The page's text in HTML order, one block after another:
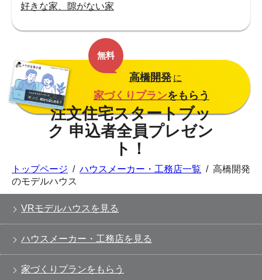
好きな家、隙がない家
無料
高橋開発 に
家づくりプランをもらう
トップページ / ハウスメーカー・工務店一覧 / 高橋開発
のモデルハウス
VRモデルハウスを見る
ハウスメーカー・工務店を見る
家づくりプランをもらう